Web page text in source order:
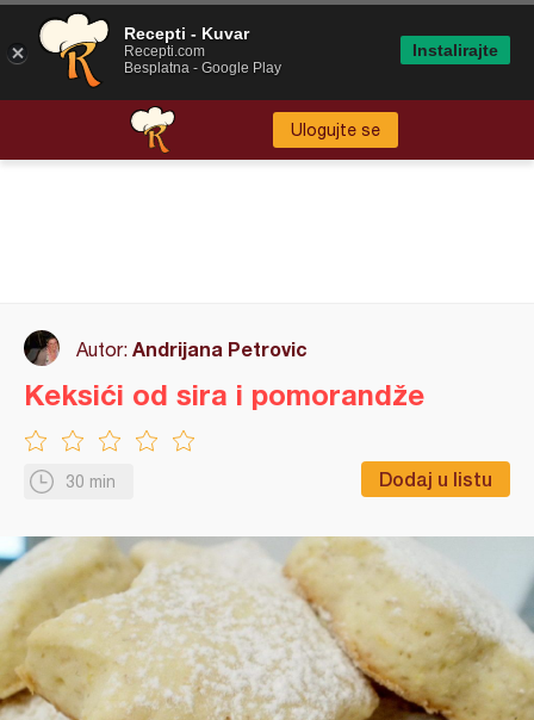
Ulogujte se
Autor: Andrijana Petrovic
30 min Dodaj u listu
Keksići od sira i pomorandže
Recepti - Kuvar
Recepti.com
Besplatna - Google Play
Instalirajte